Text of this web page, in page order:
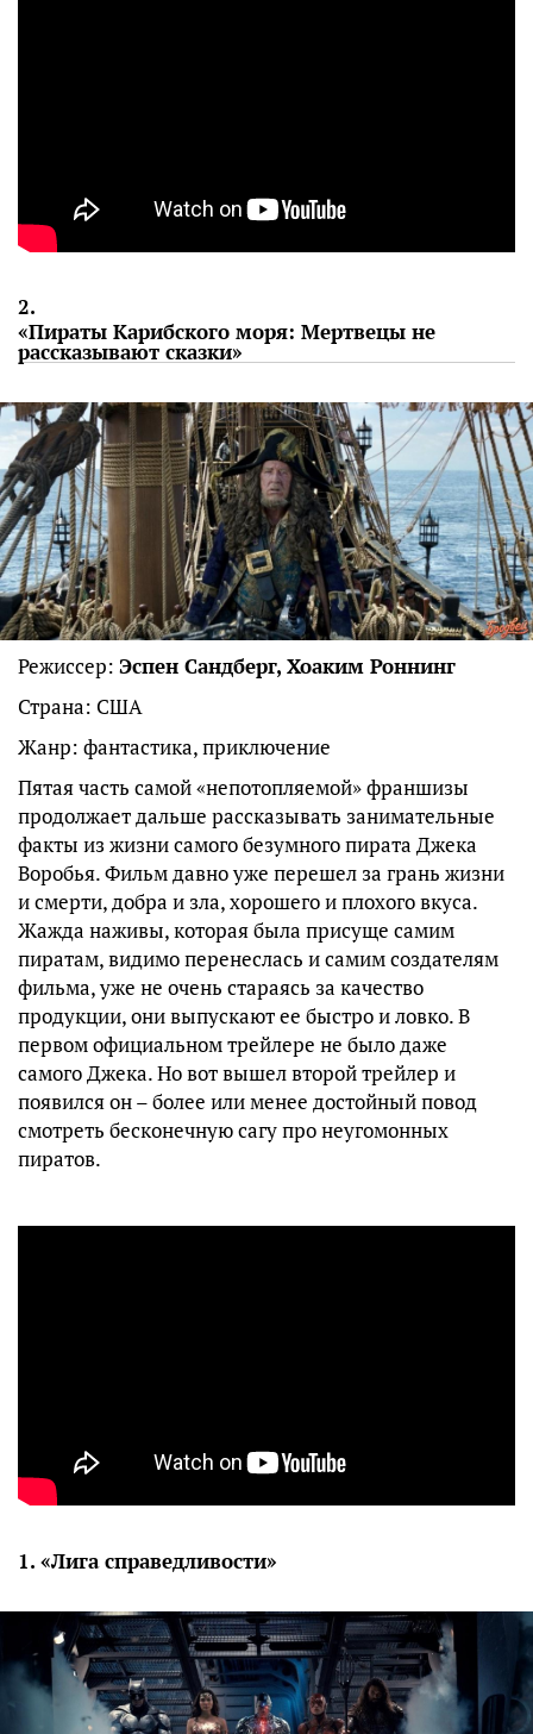
2.
«Пираты Карибского моря: Мертвецы не
рассказывают сказки»
Режиссер: Эспен Сандберг, Хоаким Роннинг
Страна: США
Жанр: фантастика, приключение
Пятая часть самой «непотопляемой» франшизы
продолжает дальше рассказывать занимательные
факты из жизни самого безумного пирата Джека
Воробья. Фильм давно уже перешел за грань жизни
и смерти, добра и зла, хорошего и плохого вкуса.
Жажда наживы, которая была присуще самим
пиратам, видимо перенеслась и самим создателям
фильма, уже не очень стараясь за качество
продукции, они выпускают ее быстро и ловко. В
первом официальном трейлере не было даже
самого Джека. Но вот вышел второй трейлер и
появился он – более или менее достойный повод
смотреть бесконечную сагу про неугомонных
пиратов.
1. «Лига справедливости»